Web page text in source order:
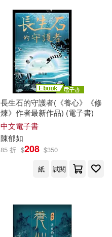
長生石的守護者(《養心》《修
煉》作者最新作品) (電子書)
中文電子書
陳郁如
85 折 $208 $350
紙
試閱